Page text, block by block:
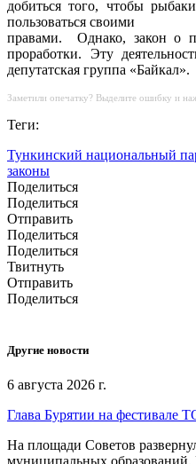
добиться того, чтобы
пользоваться своими
правами. Однако, закон о
проработки. Эту
депутатская группа «Байкал».
Заметили опечатку? Выделите ошибку и
Теги:
Тункинский национальный
законы
Поделиться
Поделиться
Отправить
Поделиться
Поделиться
Твитнуть
Отправить
Поделиться
Другие новости
6 августа 2026 г.
Глава Бурятии на фестивале
На площади Советов
муниципальных